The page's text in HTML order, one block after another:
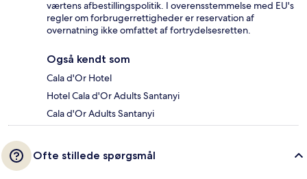
værtens afbestillingspolitik. I overensstemmelse med EU's
regler om forbrugerrettigheder er reservation af
overnatning ikke omfattet af fortrydelsesretten.
Også kendt som
Cala d'Or Hotel
Hotel Cala d'Or Adults Santanyi
Cala d'Or Adults Santanyi
Ofte stillede spørgsmål